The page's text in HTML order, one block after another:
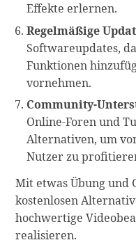
Effekte erlernen.
Regelmäßige
Softwareupdates,
Funktionen
vornehmen.
Community-
Online-Foren und
Alternativen, um
Nutzer zu
Mit etwas Übung und
kostenlosen
hochwertige
realisieren.